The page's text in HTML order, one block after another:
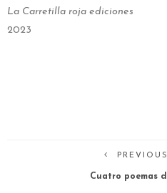
La Carretilla roja ediciones
2023
Cuatro poemas